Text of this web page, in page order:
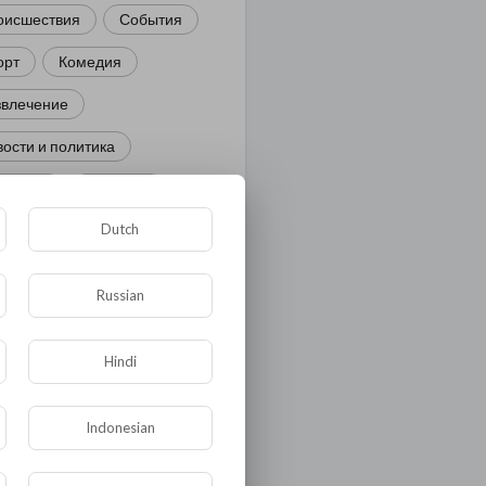
События
Комедия
и политика
ЖКХ
Медицина
и образование
Dutch
Russian
Hindi
Indonesian